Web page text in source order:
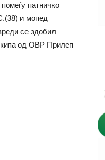
патничко
и мопед
се здобил
од ОВР Прилеп